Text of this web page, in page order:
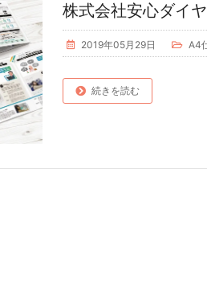
株式会社安心ダイ
2019年05月29日 A4
続きを読む